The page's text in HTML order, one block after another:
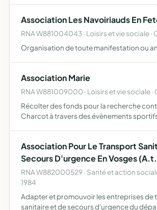
Association Les Navoiriauds En
RNA W881004043 · Loisirs et vie sociale ·
Organisation de toute manifestation ou
Association Marie
RNA W881009000 · Loisirs et vie sociale
Récolter des fonds pour la recherche
Charcot à travers des évènements
Association Pour Le Transport
Secours D'urgence En Vosges
RNA W882000529 · Santé et action
1984
Adapter et promouvoir les entreprises de
sanitaire et de secours d'urgence du